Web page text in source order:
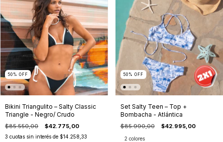
50 % OFF
Bikini Triangulito – Salty Classic
Triangle - Negro/ Crudo
$85.550,00 $42.775,00
3 cuotas sin interés de $14.258,33
50 % OFF
Set Salty Teen – Top +
Bombacha - Atlántica
$85.990,00 $42.995,00
2 colores